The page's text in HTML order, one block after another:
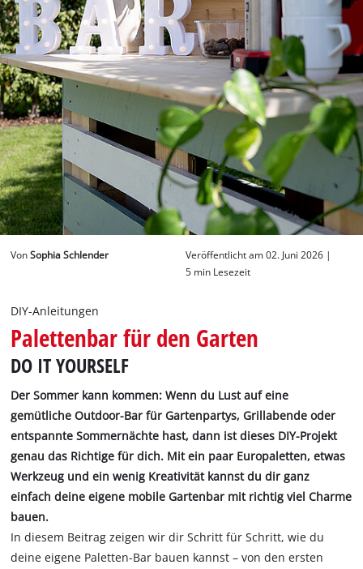
Deutsch
DE Deutsch
English
VonSophia Schlender
Veröffentlicht am 02. Juni 2026 |
5 min Lesezeit
DIY-Anleitungen
Palettenbar für den Garten
DO IT YOURSELF
Der Sommer kann kommen: Wenn du Lust auf eine
gemütliche Outdoor-Bar für Gartenpartys, Grillabende oder
entspannte Sommernächte hast, dann ist dieses DIY-Projekt
genau das Richtige für dich. Mit ein paar Europaletten, etwas
Werkzeug und ein wenig Kreativität kannst du dir ganz
einfach deine eigene mobile Gartenbar mit richtig viel Charme
bauen.
In diesem Beitrag zeigen wir dir Schritt für Schritt, wie du
deine eigene Paletten-Bar bauen kannst – von den ersten